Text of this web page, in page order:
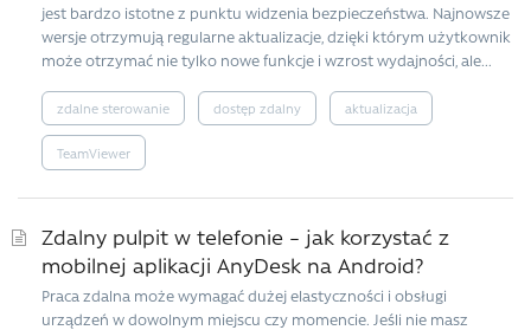
jest bardzo istotne z punktu widzenia bezpieczeństwa. Najnowsze
wersje otrzymują regularne aktualizacje, dzięki którym użytkownik
może otrzymać nie tylko nowe funkcje i wzrost wydajności, ale...
zdalne sterowanie dostęp zdalny aktualizacja
TeamViewer
Zdalny pulpit w telefonie – jak korzystać z
mobilnej aplikacji AnyDesk na Android?
Praca zdalna może wymagać dużej elastyczności i obsługi
urządzeń w dowolnym miejscu czy momencie. Jeśli nie masz